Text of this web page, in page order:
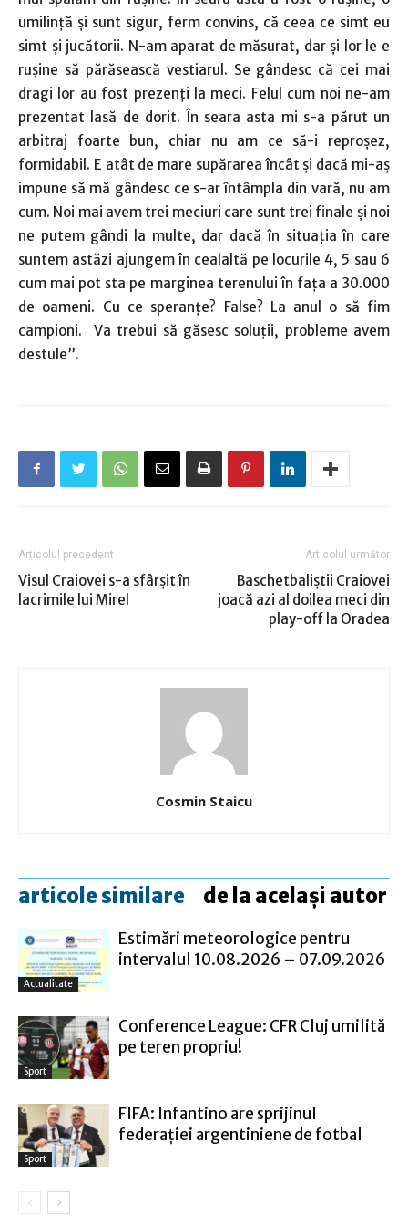
umilință și sunt sigur, ferm convins, că ceea ce simt eu
simt și jucătorii. N-am aparat de măsurat, dar și lor le e
rușine să părăsească vestiarul. Se gândesc că cei mai
dragi lor au fost prezenți la meci. Felul cum noi ne-am
prezentat lasă de dorit. În seara asta mi s-a părut un
arbitraj foarte bun, chiar nu am ce să-i reproșez,
formidabil. E atât de mare supărarea încât și dacă mi-aș
impune să mă gândesc ce s-ar întâmpla din vară, nu am
cum. Noi mai avem trei meciuri care sunt trei finale și noi
ne putem gândi la multe, dar dacă în situația în care
suntem astăzi ajungem în cealaltă pe locurile 4, 5 sau 6
cum mai pot sta pe marginea terenului în fața a 30.000
de oameni. Cu ce speranțe? False? La anul o să fim
campioni. Va trebui să găsesc soluții, probleme avem
destule”.
Articolul precedent
Visul Craiovei s-a sfârşit în
lacrimile lui Mirel
Articolul următor
Baschetbaliştii Craiovei
joacă azi al doilea meci din
play-off la Oradea
Cosmin Staicu
articole similare de la același autor
Actualitate
Estimări meteorologice pentru
intervalul 10.08.2026 – 07.09.2026
Sport
Conference League: CFR Cluj umilită
pe teren propriu!
Sport
FIFA: Infantino are sprijinul
federaţiei argentiniene de fotbal